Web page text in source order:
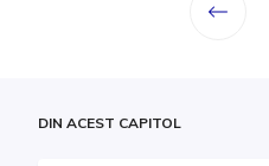
DIN ACEST CAPITOL